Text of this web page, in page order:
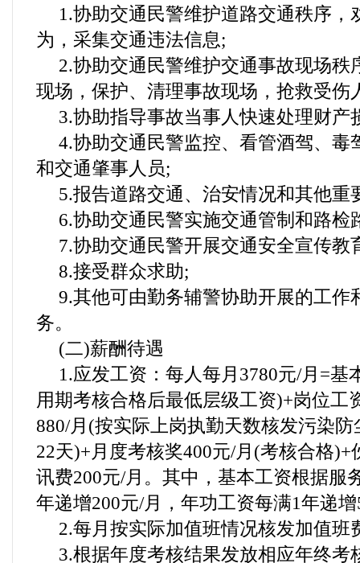
1.协助交通民警维护道路交通秩序，
为，采集交通违法信息;
2.协助交通民警维护交通事故现场秩
现场，保护、清理事故现场，抢救受伤
3.协助指导事故当事人快速处理财产
4.协助交通民警监控、看管酒驾、毒
和交通肇事人员;
5.报告道路交通、治安情况和其他重
6.协助交通民警实施交通管制和路检
7.协助交通民警开展交通安全宣传教
8.接受群众求助;
9.其他可由勤务辅警协助开展的工作
务。
(二)薪酬待遇
1.应发工资：每人每月3780元/月=基
用期考核合格后最低层级工资)+岗位工
880/月(按实际上岗执勤天数核发污染
22天)+月度考核奖400元/月(考核合格)+
讯费200元/月。其中，基本工资根据服
年递增200元/月，年功工资每满1年递
2.每月按实际加值班情况核发加值班
3.根据年度考核结果发放相应年终考